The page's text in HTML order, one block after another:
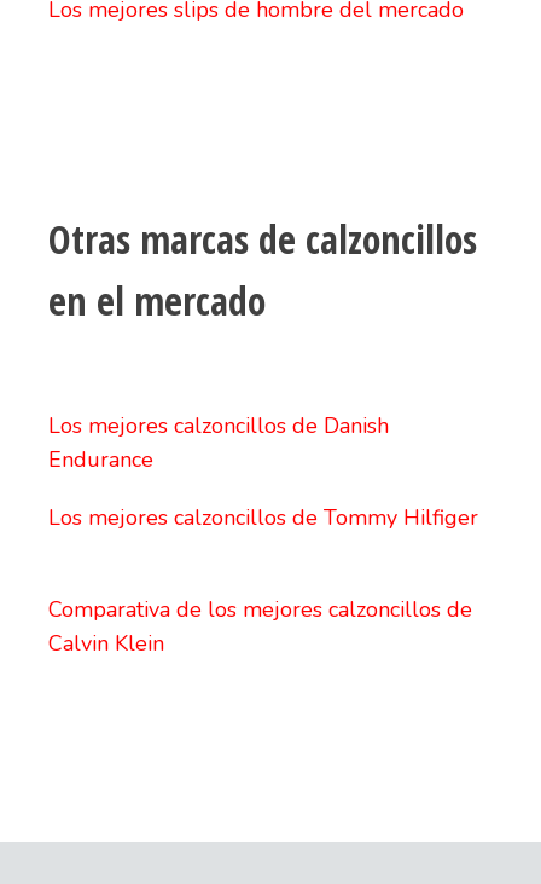
Los mejores slips de hombre del mercado
Otras marcas de calzoncillos
en el mercado
Los mejores calzoncillos de Danish
Endurance
Los mejores calzoncillos de Tommy Hilfiger
Comparativa de los mejores calzoncillos de
Calvin Klein